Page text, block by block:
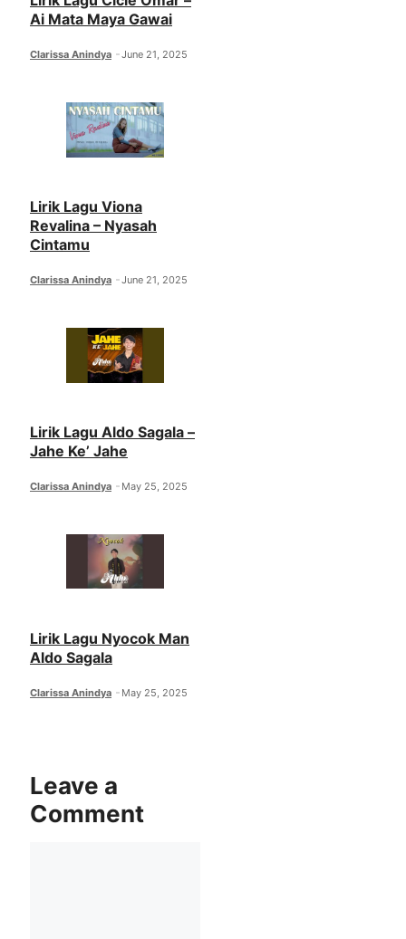
Ai Mata Maya Gawai
Clarissa Anindya June 21, 2025
Lirik Lagu Viona
Revalina – Nyasah
Cintamu
Clarissa Anindya June 21, 2025
Lirik Lagu Aldo Sagala –
Jahe Ke’ Jahe
Clarissa Anindya May 25, 2025
Lirik Lagu Nyocok Man
Aldo Sagala
Clarissa Anindya May 25, 2025
Leave a
Comment